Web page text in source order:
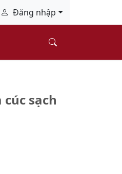
Đăng nhập
sạch